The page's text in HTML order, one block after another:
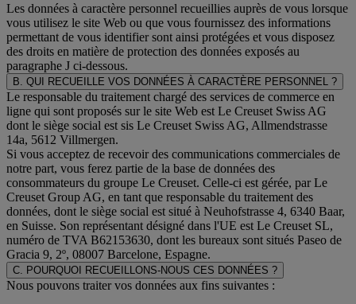
Les données à caractère personnel recueillies auprès de vous lorsque
vous utilisez le site Web ou que vous fournissez des informations
permettant de vous identifier sont ainsi protégées et vous disposez
des droits en matière de protection des données exposés au
paragraphe J ci-dessous.
B. QUI RECUEILLE VOS DONNÉES À CARACTÈRE PERSONNEL ?
Le responsable du traitement chargé des services de commerce en
ligne qui sont proposés sur le site Web est Le Creuset Swiss AG
dont le siège social est sis Le Creuset Swiss AG, Allmendstrasse
14a, 5612 Villmergen.
Si vous acceptez de recevoir des communications commerciales de
notre part, vous ferez partie de la base de données des
consommateurs du groupe Le Creuset. Celle-ci est gérée, par Le
Creuset Group AG, en tant que responsable du traitement des
données, dont le siège social est situé à Neuhofstrasse 4, 6340 Baar,
en Suisse. Son représentant désigné dans l'UE est Le Creuset SL,
numéro de TVA B62153630, dont les bureaux sont situés Paseo de
Gracia 9, 2º, 08007 Barcelone, Espagne.
C. POURQUOI RECUEILLONS-NOUS CES DONNÉES ?
Nous pouvons traiter vos données aux fins suivantes :